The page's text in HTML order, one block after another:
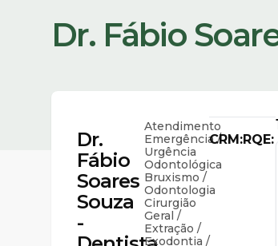
Dr. Fábio
Dr.
Fábio
Soares
Souza
-
Atendimento
Emergência /
Urgência
Odontológica
Bruxismo /
Odontologia
Cirurgião
Geral /
Extração /
Exodontia /
CRM:RQE: